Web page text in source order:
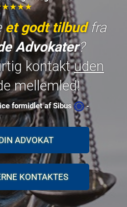
et godt tilbudfra
Advokater?
kontaktuden
mellemled!
formidlet af Sibus -
ADVOKAT
KONTAKTES